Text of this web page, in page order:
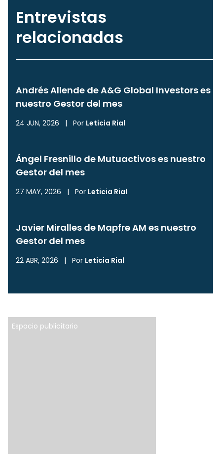
Entrevistas
relacionadas
Andrés Allende de A&G Global Investors es
nuestro Gestor del mes
24 JUN, 2026 | Por Leticia Rial
Ángel Fresnillo de Mutuactivos es nuestro
Gestor del mes
27 MAY, 2026 | Por Leticia Rial
Javier Miralles de Mapfre AM es nuestro
Gestor del mes
22 ABR, 2026 | Por Leticia Rial
Espacio publicitario